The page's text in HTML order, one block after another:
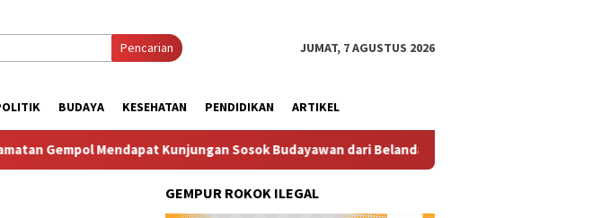
Pencarian JUMAT, 7 AGUSTUS 2026
BUDAYA KESEHATAN PENDIDIKAN ARTIKEL
Kunjungan Sosok Budayawan dari Belanda Mr. Crues Collen
GEMPUR ROKOK ILEGAL